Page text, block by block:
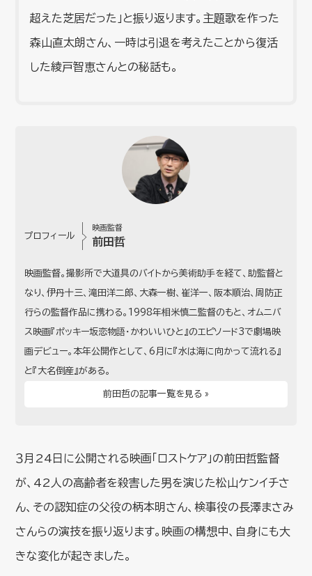
超えた芝居だった」と振り返ります。主題歌を作った
森山直太朗さん、一時は引退を考えたことから復活
した綾戸智恵さんとの秘話も。
プロフィール
映画監督
前田哲
映画監督。撮影所で大道具のバイトから美術助手を経て、助監督と
なり、伊丹十三、滝田洋二郎、大森一樹、崔洋一、阪本順治、周防正
行らの監督作品に携わる。1998年相米慎二監督のもと、オムニバ
ス映画『ポッキー坂恋物語・かわいいひと』のエピソード3で劇場映
画デビュー。本年公開作として、6月に『水は海に向かって流れる』
と『大名倒産』がある。
前田哲の記事一覧を見る »
３月24日に公開される映画「ロストケア」の前田哲監督
が、42人の高齢者を殺害した男を演じた松山ケンイチさ
ん、その認知症の父役の柄本明さん、検事役の長澤まさみ
さんらの演技を振り返ります。映画の構想中、自身にも大
きな変化が起きました。